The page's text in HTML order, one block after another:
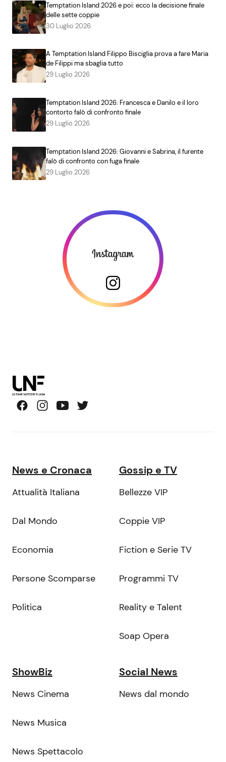
Temptation Island 2026 e poi: ecco la decisione finale
delle sette coppie
30 Luglio 2026
A Temptation Island Filippo Bisciglia prova a fare Maria
de Filippi ma sbaglia tutto
29 Luglio 2026
Temptation Island 2026: Francesca e Danilo e il loro
contorto falò di confronto finale
29 Luglio 2026
Temptation Island 2026: Giovanni e Sabrina, il furente
falò di confronto con fuga finale
29 Luglio 2026
News e Cronaca
Attualità Italiana
Dal Mondo
Economia
Persone Scomparse
Politica
Gossip e TV
Bellezze VIP
Coppie VIP
Fiction e Serie TV
Programmi TV
Reality e Talent
Soap Opera
ShowBiz
News Cinema
News Musica
News Spettacolo
Social News
News dal mondo